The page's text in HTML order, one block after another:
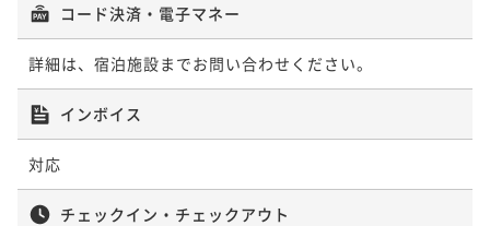
コード決済・電子マネー
詳細は、宿泊施設までお問い合わせください。
インボイス
対応
チェックイン・チェックアウト